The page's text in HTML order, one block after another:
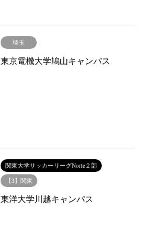
埼玉
東京電機大学鳩山キャンパス
関東大学サッカーリーグNorte２部
【3】関東
東洋大学川越キャンパス